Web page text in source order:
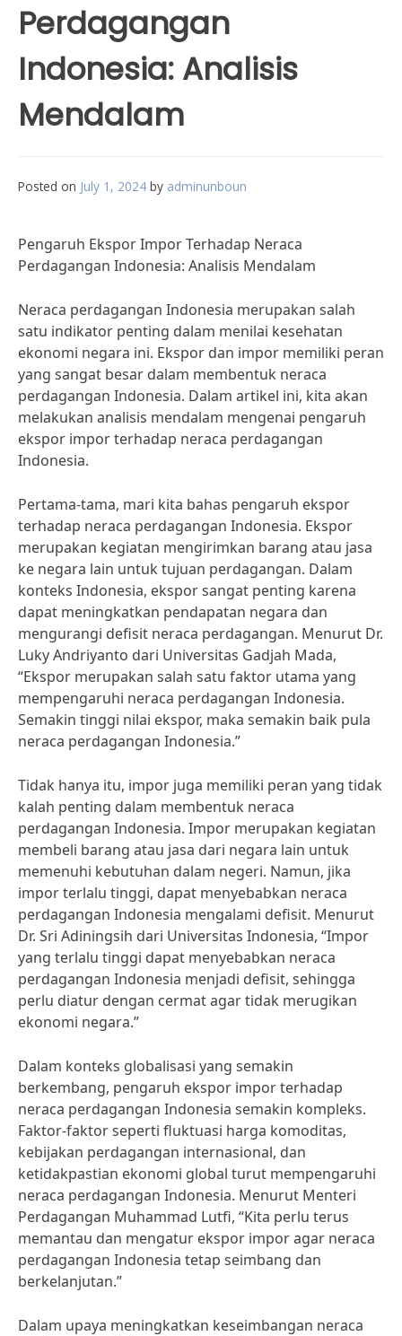
Perdagangan
Indonesia: Analisis
Mendalam
Posted on July 1, 2024 by adminunboun
Pengaruh Ekspor Impor Terhadap Neraca
Perdagangan Indonesia: Analisis Mendalam
Neraca perdagangan Indonesia merupakan salah
satu indikator penting dalam menilai kesehatan
ekonomi negara ini. Ekspor dan impor memiliki peran
yang sangat besar dalam membentuk neraca
perdagangan Indonesia. Dalam artikel ini, kita akan
melakukan analisis mendalam mengenai pengaruh
ekspor impor terhadap neraca perdagangan
Indonesia.
Pertama-tama, mari kita bahas pengaruh ekspor
terhadap neraca perdagangan Indonesia. Ekspor
merupakan kegiatan mengirimkan barang atau jasa
ke negara lain untuk tujuan perdagangan. Dalam
konteks Indonesia, ekspor sangat penting karena
dapat meningkatkan pendapatan negara dan
mengurangi defisit neraca perdagangan. Menurut Dr.
Luky Andriyanto dari Universitas Gadjah Mada,
“Ekspor merupakan salah satu faktor utama yang
mempengaruhi neraca perdagangan Indonesia.
Semakin tinggi nilai ekspor, maka semakin baik pula
neraca perdagangan Indonesia.”
Tidak hanya itu, impor juga memiliki peran yang tidak
kalah penting dalam membentuk neraca
perdagangan Indonesia. Impor merupakan kegiatan
membeli barang atau jasa dari negara lain untuk
memenuhi kebutuhan dalam negeri. Namun, jika
impor terlalu tinggi, dapat menyebabkan neraca
perdagangan Indonesia mengalami defisit. Menurut
Dr. Sri Adiningsih dari Universitas Indonesia, “Impor
yang terlalu tinggi dapat menyebabkan neraca
perdagangan Indonesia menjadi defisit, sehingga
perlu diatur dengan cermat agar tidak merugikan
ekonomi negara.”
Dalam konteks globalisasi yang semakin
berkembang, pengaruh ekspor impor terhadap
neraca perdagangan Indonesia semakin kompleks.
Faktor-faktor seperti fluktuasi harga komoditas,
kebijakan perdagangan internasional, dan
ketidakpastian ekonomi global turut mempengaruhi
neraca perdagangan Indonesia. Menurut Menteri
Perdagangan Muhammad Lutfi, “Kita perlu terus
memantau dan mengatur ekspor impor agar neraca
perdagangan Indonesia tetap seimbang dan
berkelanjutan.”
Dalam upaya meningkatkan keseimbangan neraca